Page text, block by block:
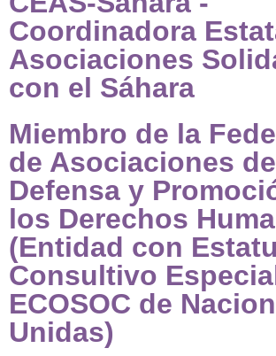
Coordinadora
Asociaciones
con el Sáhara
Miembro de la
de Asociaciones de
Defensa y
los Derechos
(Entidad con
Consultivo
ECOSOC de
Unidas)